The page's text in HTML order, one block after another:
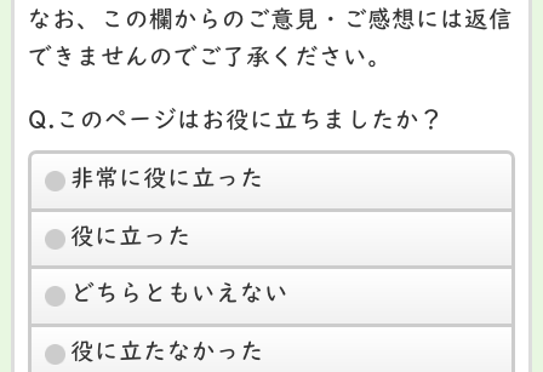
なお、この欄からのご意見・ご感想には返信
できませんのでご了承ください。
Q.このページはお役に立ちましたか？
非常に役に立った
役に立った
どちらともいえない
役に立たなかった